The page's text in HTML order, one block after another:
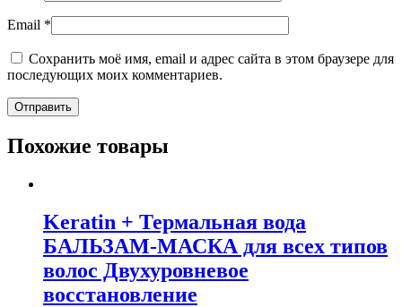
Email *
Сохранить моё имя, email и адрес сайта в этом браузере для
последующих моих комментариев.
Похожие товары
Keratin + Термальная вода
БАЛЬЗАМ-МАСКА для всех типов
волос Двухуровневое
восстановление